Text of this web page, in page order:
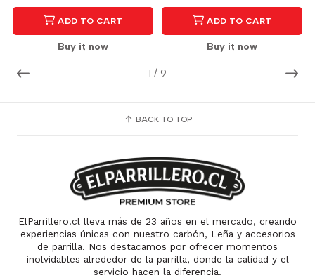
1 / 9
ADD TO CART
Buy it now
ADD TO CART
Buy it now
BACK TO TOP
ElParrillero.cl lleva más de 23 años en el mercado, creando
experiencias únicas con nuestro carbón, Leña y accesorios
de parrilla. Nos destacamos por ofrecer momentos
inolvidables alrededor de la parrilla, donde la calidad y el
servicio hacen la diferencia.